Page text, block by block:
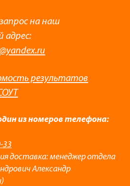
на наш
адрес:
результатов
из номеров телефона:
33
доставка: менеджер отдела
Александр